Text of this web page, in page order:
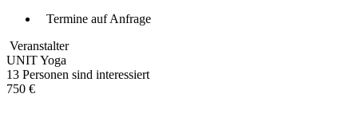
Termine auf Anfrage
Veranstalter
UNIT Yoga
13 Personen sind interessiert
750 €